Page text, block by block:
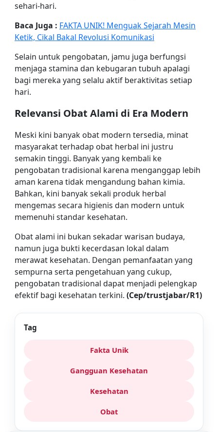
sehari-hari.
Baca Juga : FAKTA UNIK! Menguak Sejarah Mesin
Ketik, Cikal Bakal Revolusi Komunikasi
Selain untuk pengobatan, jamu juga berfungsi
menjaga stamina dan kebugaran tubuh apalagi
bagi mereka yang selalu aktif beraktivitas setiap
hari.
Relevansi Obat Alami di Era Modern
Meski kini banyak obat modern tersedia, minat
masyarakat terhadap obat herbal ini justru
semakin tinggi. Banyak yang kembali ke
pengobatan tradisional karena menganggap lebih
aman karena tidak mengandung bahan kimia.
Bahkan, kini banyak sekali produk herbal
mengemas secara higienis dan modern untuk
memenuhi standar kesehatan.
Obat alami ini bukan sekadar warisan budaya,
namun juga bukti kecerdasan lokal dalam
merawat kesehatan. Dengan pemanfaatan yang
sempurna serta pengetahuan yang cukup,
pengobatan tradisional dapat menjadi pelengkap
efektif bagi kesehatan terkini. (Cep/trustjabar/R1)
Tag
Fakta Unik
Gangguan Kesehatan
Kesehatan
Obat